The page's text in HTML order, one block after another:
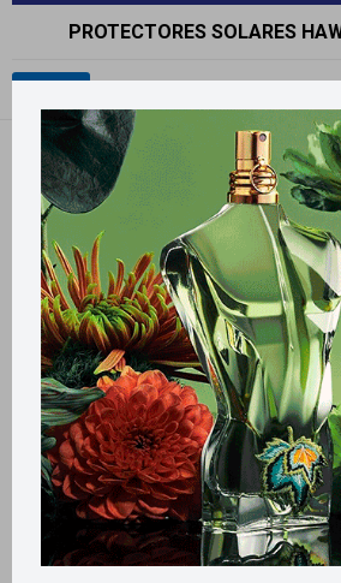
PROTECTORES SOLARES
Filtrando por: Protectores Solares
Quitar filtros
LlegaHOY
Llega en2 HS